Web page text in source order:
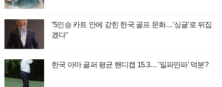
"5인승 카트 안에 갇힌 한국 골프 문화…'싱글'로 뒤집
겠다"
한국 아마 골퍼 평균 핸디캡 15.3… '일파만파' 덕분?